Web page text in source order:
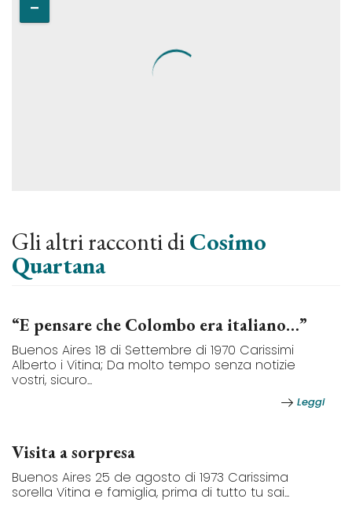
Gli altri racconti diCosimo
Quartana
“E pensare che Colombo era italiano…”
Buenos Aires 18 di Settembre di 1970 Carissimi
Alberto i Vitina; Da molto tempo senza notizie
vostri, sicuro...
Leggi
Visita a sorpresa
Buenos Aires 25 de agosto di 1973 Carissima
sorella Vitina e famiglia, prima di tutto tu sai...